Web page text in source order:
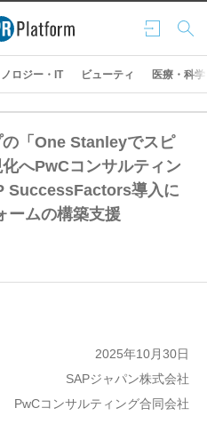
ログ
イン
検索
ロジー・IT ビューティ 医療・科学
「One Stanleyでスピ
へPwCコンサルティン
SuccessFactors導入に
ームの構築支援
2025年10月30日
SAPジャパン株式会社
PwCコンサルティング合同会社